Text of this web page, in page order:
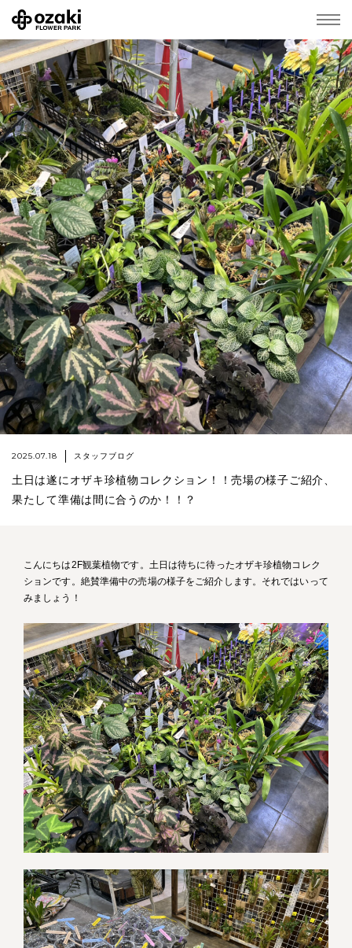
2025.07.18 スタッフブログ
土日は遂にオザキ珍植物コレクション！！売場の様子ご紹介、
果たして準備は間に合うのか！！？
こんにちは2F観葉植物です。土日は待ちに待ったオザキ珍植物コレク
ションです。絶賛準備中の売場の様子をご紹介します。それではいって
みましょう！